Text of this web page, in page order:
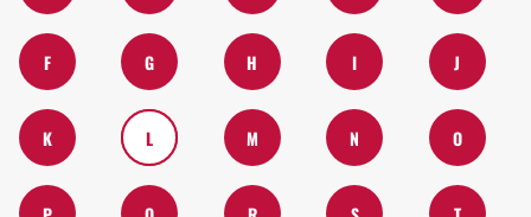
F G H I J
K L M N O